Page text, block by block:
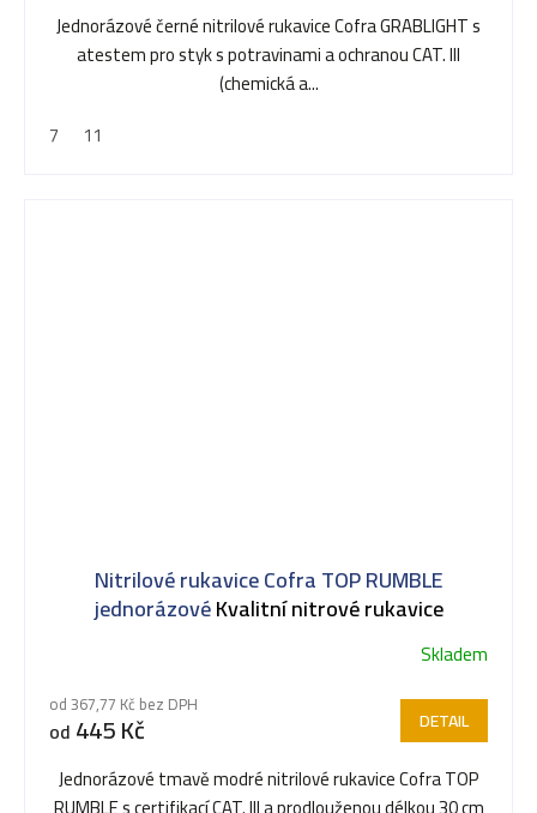
Jednorázové černé nitrilové rukavice Cofra GRABLIGHT s
atestem pro styk s potravinami a ochranou CAT. III
(chemická a...
7
11
Nitrilové rukavice Cofra TOP RUMBLE
jednorázovéKvalitní nitrové rukavice
Skladem
od 367,77 Kč bez DPH
od 445 Kč DETAIL
Jednorázové tmavě modré nitrilové rukavice Cofra TOP